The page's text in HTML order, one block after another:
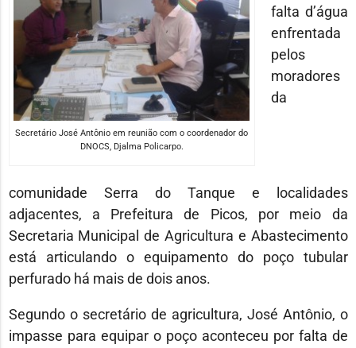
Secretário José Antônio em reunião com o coordenador do
DNOCS, Djalma Policarpo.
falta d’água
enfrentada
pelos
moradores
da
comunidade Serra do Tanque e localidades
adjacentes, a Prefeitura de Picos, por meio da
Secretaria Municipal de Agricultura e Abastecimento
está articulando o equipamento do poço tubular
perfurado há mais de dois anos.
Segundo o secretário de agricultura, José Antônio, o
impasse para equipar o poço aconteceu por falta de